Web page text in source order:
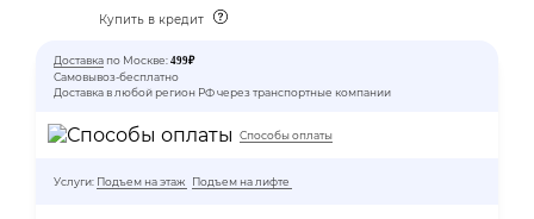
Купить в кредит
Доставка по Москве: 499₽
Самовывоз-бесплатно
Доставка в любой регион РФ через транспортные компании
Способы оплаты
Услуги: Подъем на этаж Подъем на лифте